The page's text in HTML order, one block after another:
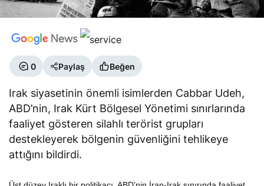
0 Paylaş Beğen
Irak siyasetinin önemli isimlerden Cabbar Udeh,
ABD’nin, Irak Kürt Bölgesel Yönetimi sınırlarında
faaliyet gösteren silahlı terörist grupları
destekleyerek bölgenin güvenliğini tehlikeye
attığını bildirdi.
Üst düzey Iraklı bir politikacı, ABD’nin İran-Irak sınırında faaliyet